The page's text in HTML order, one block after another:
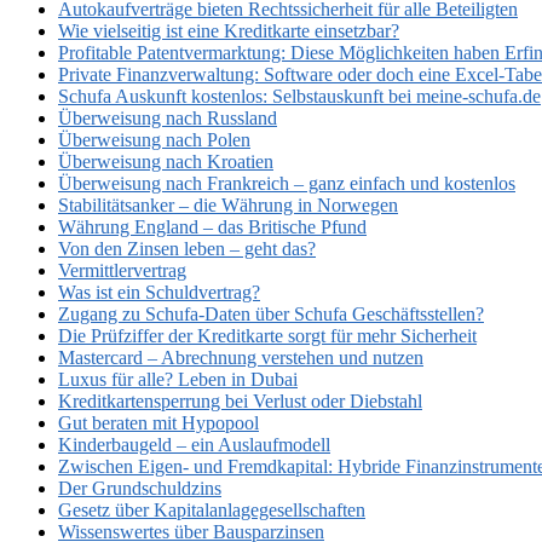
Autokaufverträge bieten Rechtssicherheit für alle Beteiligten
Wie vielseitig ist eine Kreditkarte einsetzbar?
Profitable Patentvermarktung: Diese Möglichkeiten haben
Private Finanzverwaltung: Software oder doch eine Excel-
Schufa Auskunft kostenlos: Selbstauskunft bei meine-schufa.de
Überweisung nach Russland
Überweisung nach Polen
Überweisung nach Kroatien
Überweisung nach Frankreich – ganz einfach und kostenlos
Stabilitätsanker – die Währung in Norwegen
Währung England – das Britische Pfund
Von den Zinsen leben – geht das?
Vermittlervertrag
Was ist ein Schuldvertrag?
Zugang zu Schufa-Daten über Schufa Geschäftsstellen?
Die Prüfziffer der Kreditkarte sorgt für mehr Sicherheit
Mastercard – Abrechnung verstehen und nutzen
Luxus für alle? Leben in Dubai
Kreditkartensperrung bei Verlust oder Diebstahl
Gut beraten mit Hypopool
Kinderbaugeld – ein Auslaufmodell
Zwischen Eigen- und Fremdkapital: Hybride
Der Grundschuldzins
Gesetz über Kapitalanlagegesellschaften
Wissenswertes über Bausparzinsen